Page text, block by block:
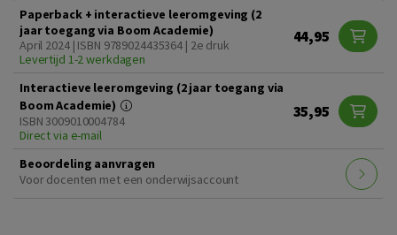
Paperback + interactieve leeromgeving (2
jaar toegang via Boom Academie)
April 2024 | ISBN 9789024435364 | 2e druk
Levertijd 1-2 werkdagen
44,95
Interactieve leeromgeving (2 jaar toegang via
Boom Academie)
ISBN 3009010004784
Direct via e-mail
35,95
Beoordeling aanvragen
Voor docenten met een onderwijsaccount